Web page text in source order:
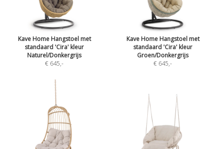
Kave Home Hangstoel met
standaard 'Cira' kleur
Naturel/Donkergrijs
€ 645,-
Kave Home Hangstoel met
standaard 'Cira' kleur
Groen/Donkergrijs
€ 645,-